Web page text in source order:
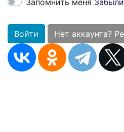
Запомнить меня
Войти Нет аккаунта?